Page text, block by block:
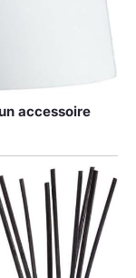
accessoire